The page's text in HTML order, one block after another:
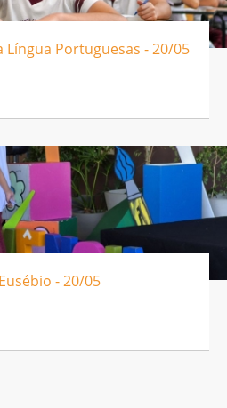
Língua Portuguesas - 20/05
- 20/05